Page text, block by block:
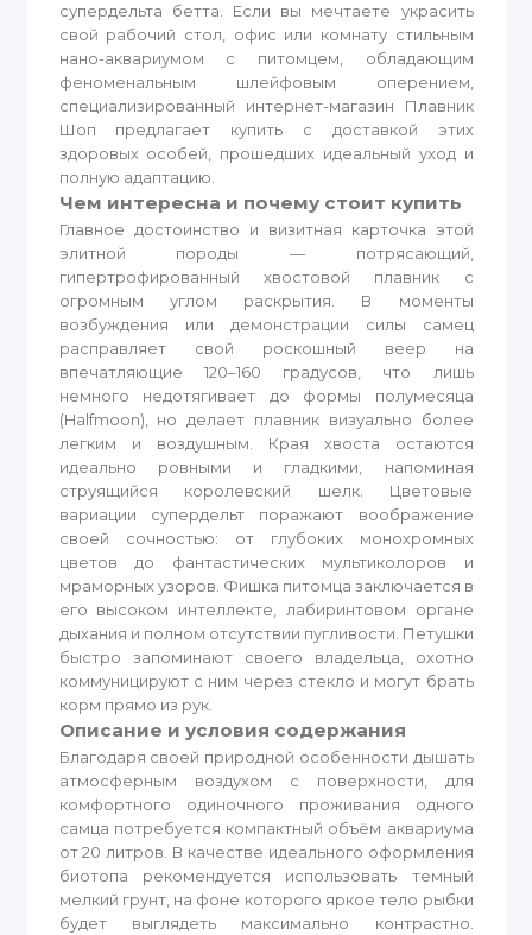
супердельта бетта. Если вы мечтаете украсить
свой рабочий стол, офис или комнату стильным
нано-аквариумом с питомцем, обладающим
феноменальным шлейфовым оперением,
специализированный интернет-магазин Плавник
Шоп предлагает купить с доставкой этих
здоровых особей, прошедших идеальный уход и
полную адаптацию.
Чем интересна и почему стоит купить
Главное достоинство и визитная карточка этой
элитной породы — потрясающий,
гипертрофированный хвостовой плавник с
огромным углом раскрытия. В моменты
возбуждения или демонстрации силы самец
расправляет свой роскошный веер на
впечатляющие 120–160 градусов, что лишь
немного недотягивает до формы полумесяца
(Halfmoon), но делает плавник визуально более
легким и воздушным. Края хвоста остаются
идеально ровными и гладкими, напоминая
струящийся королевский шелк. Цветовые
вариации супердельт поражают воображение
своей сочностью: от глубоких монохромных
цветов до фантастических мультиколоров и
мраморных узоров. Фишка питомца заключается в
его высоком интеллекте, лабиринтовом органе
дыхания и полном отсутствии пугливости. Петушки
быстро запоминают своего владельца, охотно
коммуницируют с ним через стекло и могут брать
корм прямо из рук.
Описание и условия содержания
Благодаря своей природной особенности дышать
атмосферным воздухом с поверхности, для
комфортного одиночного проживания одного
самца потребуется компактный объём аквариума
от 20 литров. В качестве идеального оформления
биотопа рекомендуется использовать темный
мелкий грунт, на фоне которого яркое тело рыбки
будет выглядеть максимально контрастно.